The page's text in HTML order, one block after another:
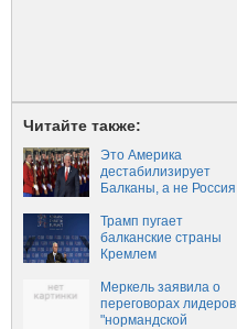
Читайте также:
Это Америка
дестабилизирует
Балканы, а не Россия
Трамп пугает
балканские страны
Кремлем
Меркель заявила о
переговорах лидеров
"нормандской